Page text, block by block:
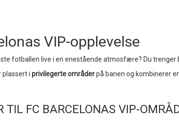
VIP-opplevelse
fotballen live i en enestående atmosfære? Du
plassert i privilegerte områderpå banen og kombinerer
TIL FC BARCELONAS VIP-